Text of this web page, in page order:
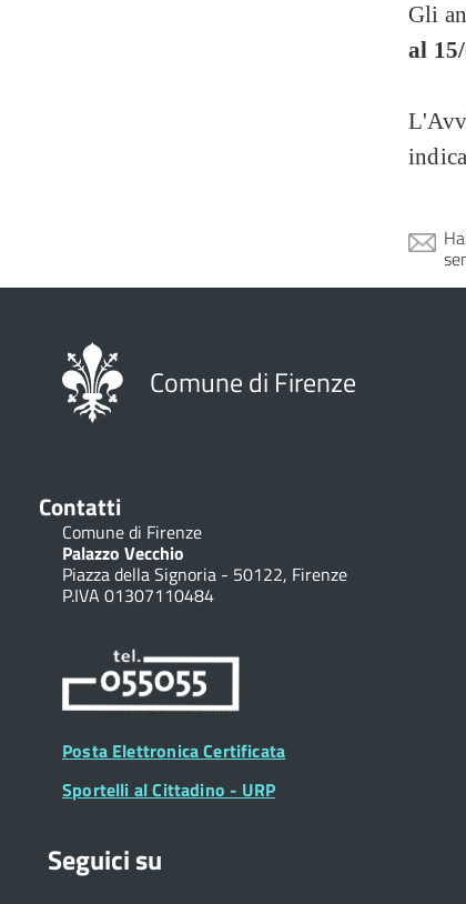
Gli
al
Comune di Firenze
Contatti
Comune di Firenze
Palazzo Vecchio
Piazza della Signoria - 50122, Firenze
P.IVA 01307110484
Posta Elettronica Certificata
Sportelli al Cittadino - URP
Seguici su